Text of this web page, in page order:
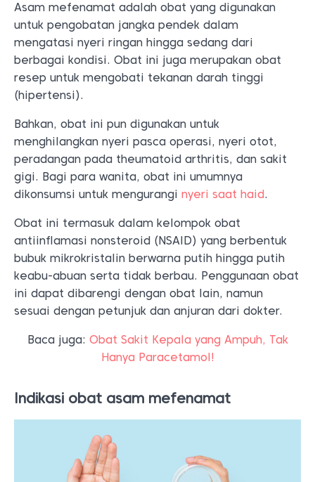
Asam mefenamat adalah obat yang digunakan
untuk pengobatan jangka pendek dalam
mengatasi nyeri ringan hingga sedang dari
berbagai kondisi. Obat ini juga merupakan obat
resep untuk mengobati tekanan darah tinggi
(hipertensi).
Bahkan, obat ini pun digunakan untuk
menghilangkan nyeri pasca operasi, nyeri otot,
peradangan pada theumatoid arthritis, dan sakit
gigi. Bagi para wanita, obat ini umumnya
dikonsumsi untuk mengurangi nyeri saat haid.
Obat ini termasuk dalam kelompok obat
antiinflamasi nonsteroid (NSAID) yang berbentuk
bubuk mikrokristalin berwarna putih hingga putih
keabu-abuan serta tidak berbau. Penggunaan obat
ini dapat dibarengi dengan obat lain, namun
sesuai dengan petunjuk dan anjuran dari dokter.
Baca juga: Obat Sakit Kepala yang Ampuh, Tak
Hanya Paracetamol!
Indikasi obat asam mefenamat